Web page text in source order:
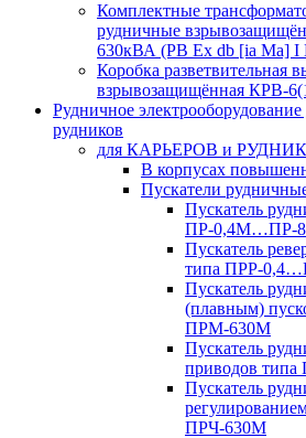
Комплектные
рудничные
630кВА (РВ Ex db [ia Ma] I
Коробка разветвительная
взрывозащищённая КРВ-
Рудничное
рудников
для КАРЬЕРОВ и
В корпусах
Пускатели
Пускатель
ПР-0,4М…ПР-
Пускатель
типа ПРР-
Пускатель
(плавным)
ПРМ-630М
Пускатель
приводов
Пускатель
ПРЧ-630М